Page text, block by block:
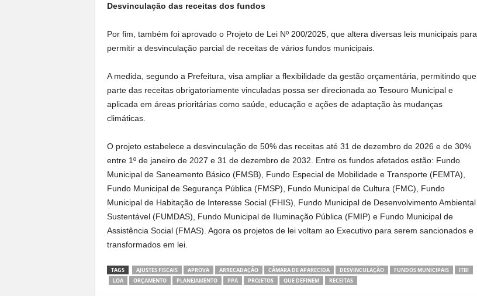
Desvinculação das receitas dos fundos
Por fim, também foi aprovado o Projeto de Lei Nº 200/2025, que altera diversas leis municipais para
permitir a desvinculação parcial de receitas de vários fundos municipais.
A medida, segundo a Prefeitura, visa ampliar a flexibilidade da gestão orçamentária, permitindo que
parte das receitas obrigatoriamente vinculadas possa ser direcionada ao Tesouro Municipal e
aplicada em áreas prioritárias como saúde, educação e ações de adaptação às mudanças
climáticas.
O projeto estabelece a desvinculação de 50% das receitas até 31 de dezembro de 2026 e de 30%
entre 1º de janeiro de 2027 e 31 de dezembro de 2032. Entre os fundos afetados estão: Fundo
Municipal de Saneamento Básico (FMSB), Fundo Especial de Mobilidade e Transporte (FEMTA),
Fundo Municipal de Segurança Pública (FMSP), Fundo Municipal de Cultura (FMC), Fundo
Municipal de Habitação de Interesse Social (FHIS), Fundo Municipal de Desenvolvimento Ambiental
Sustentável (FUMDAS), Fundo Municipal de Iluminação Pública (FMIP) e Fundo Municipal de
Assistência Social (FMAS). Agora os projetos de lei voltam ao Executivo para serem sancionados e
transformados em lei.
TAGS AJUSTES FISCAIS APROVA ARRECADAÇÃO CÂMARA DE APARECIDA DESVINCULAÇÃO FUNDOS MUNICIPAIS
ITBI
LOA
ORÇAMENTO PLANEJAMENTO PPA PROJETOS QUE DEFINEM RECEITAS